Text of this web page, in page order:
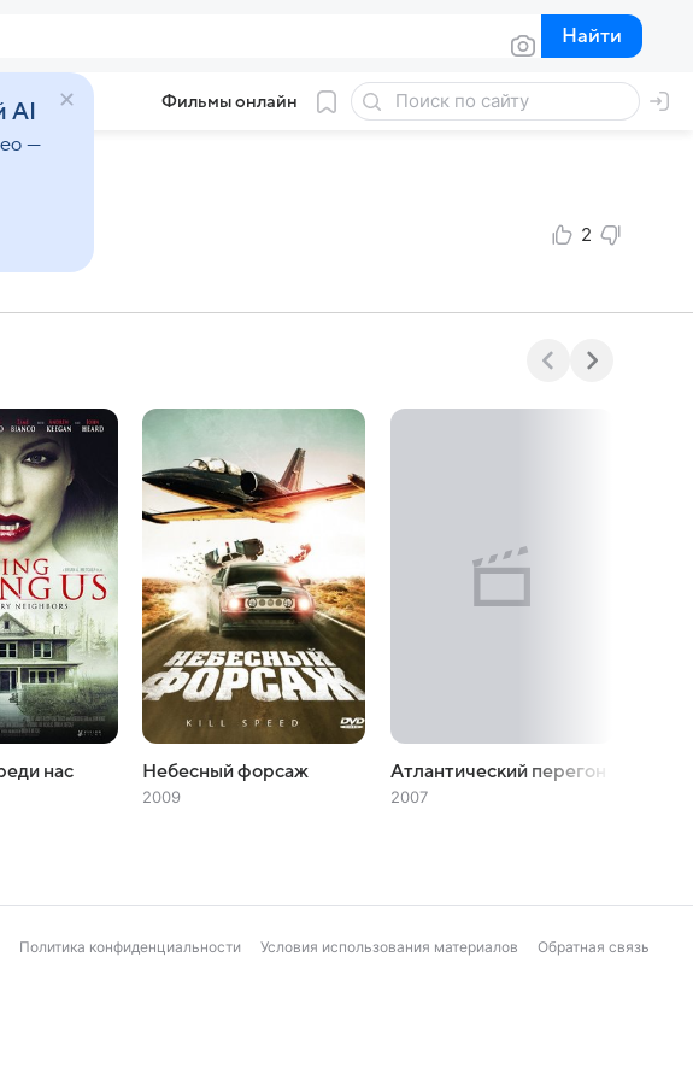
Найти
Найти
Фильмы онлайн
2
нас Небесный форсаж
2009
Атлантический перегон
2007
Политика конфиденциальности Условия использования материалов Обратная связь
AI
—